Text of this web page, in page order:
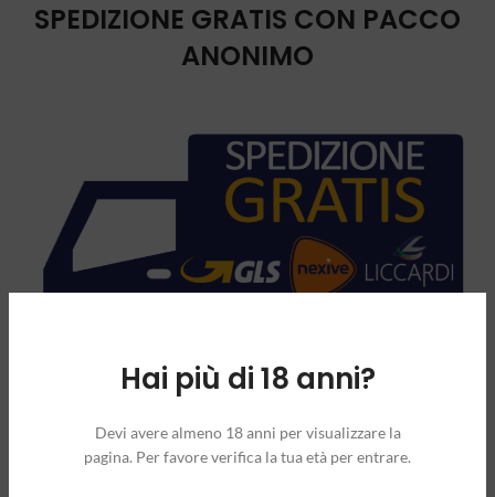
Hai più di 18 anni?
Devi avere almeno 18 anni per visualizzare la
pagina. Per favore verifica la tua età per entrare.
SPEDIZIONE GRATIS CON PACCO
ANONIMO